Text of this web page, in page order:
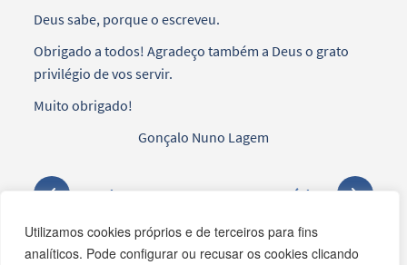
Utilizamos cookies próprios e de terceiros para fins
analíticos. Pode configurar ou recusar os cookies clicando
Deus sabe, porque o escreveu.
Obrigado a todos! Agradeço também a Deus o grato
privilégio de vos servir.
Muito obrigado!
Gonçalo Nuno Lagem
Anterior Próximo